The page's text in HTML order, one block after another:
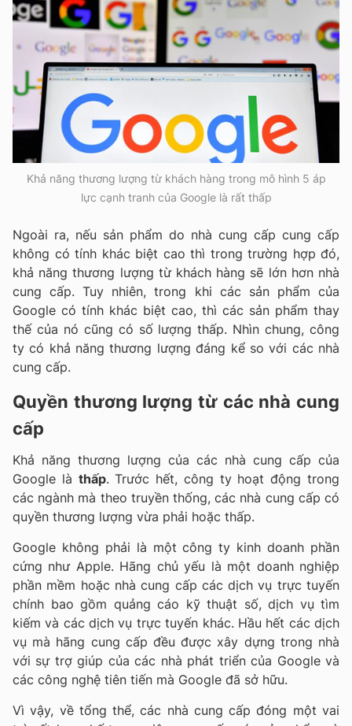
Khả năng thương lượng từ khách hàng trong mô hình 5 áp
lực cạnh tranh của Google là rất thấp
Ngoài ra, nếu sản phẩm do nhà cung cấp cung cấp
không có tính khác biệt cao thì trong trường hợp đó,
khả năng thương lượng từ khách hàng sẽ lớn hơn nhà
cung cấp. Tuy nhiên, trong khi các sản phẩm của
Google có tính khác biệt cao, thì các sản phẩm thay
thế của nó cũng có số lượng thấp. Nhìn chung, công
ty có khả năng thương lượng đáng kể so với các nhà
cung cấp.
Quyền thương lượng từ các nhà cung
cấp
Khả năng thương lượng của các nhà cung cấp của
Google là thấp. Trước hết, công ty hoạt động trong
các ngành mà theo truyền thống, các nhà cung cấp có
quyền thương lượng vừa phải hoặc thấp.
Google không phải là một công ty kinh doanh phần
cứng như Apple. Hãng chủ yếu là một doanh nghiệp
phần mềm hoặc nhà cung cấp các dịch vụ trực tuyến
chính bao gồm quảng cáo kỹ thuật số, dịch vụ tìm
kiếm và các dịch vụ trực tuyến khác. Hầu hết các dịch
vụ mà hãng cung cấp đều được xây dựng trong nhà
với sự trợ giúp của các nhà phát triển của Google và
các công nghệ tiên tiến mà Google đã sở hữu.
Vì vậy, về tổng thể, các nhà cung cấp đóng một vai